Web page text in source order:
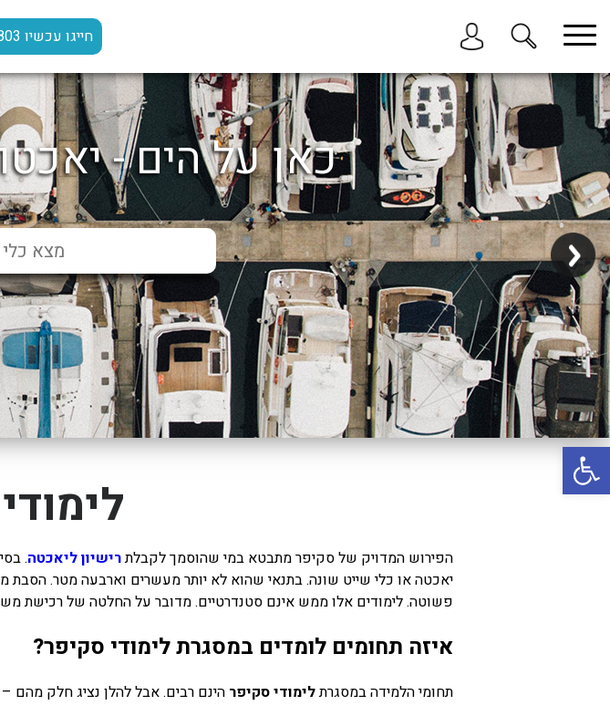
פתח סרגל נגישות
חייגו עכשיו 072-334-1803
בחר תתקטגוריה בחר מיקום
הכל
ביוון / ליוון
בישראל
באילת
במרינה הרצליה
בכנרת
בהרצליה
בתל אביב
באשקלון
באשדוד
בטבריה
בעכו
בחיפה / מחיפה
בטיילת טבריה
בכנרת מחיר / מחירים
כאן על הים -
הפירוש המדויק של סקיפר מתבטא במי שהוסמך לקבלתרישיון ליאכטה.
יאכטה או כלי שייט שונה. בתנאי שהוא לא יותר מעשרים וארבעה מטר.
פשוטה. לימודים אלו ממש אינם סטנדרטיים. מדובר על החלטה של רכישת
איזה תחומים לומדים במסגרת לימודי סקיפר?
תחומי הלמידה במסגרתלימודי סקיפר הינם רבים. אבל להלן נציג חלק מהם –